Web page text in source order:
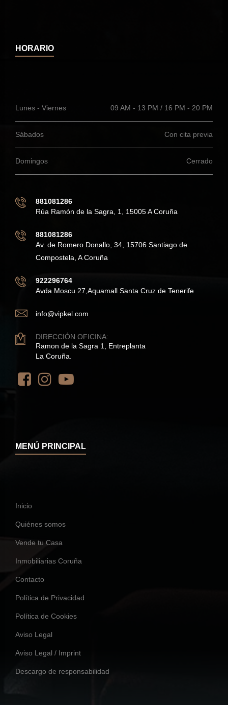
HORARIO
Lunes - Viernes 09 AM - 13 PM / 16 PM - 20 PM
Sábados Con cita previa
Domingos Cerrado
881081286
Rúa Ramón de la Sagra, 1, 15005 A Coruña
881081286
Av. de Romero Donallo, 34, 15706 Santiago de
Compostela, A Coruña
922296764
Avda Moscu 27,Aquamall Santa Cruz de Tenerife
info@vipkel.com
DIRECCIÓN OFICINA:
Ramon de la Sagra 1, Entreplanta
La Coruña.
MENÚ PRINCIPAL
Inicio
Quiénes somos
Vende tu Casa
Inmobiliarias Coruña
Contacto
Política de Privacidad
Política de Cookies
Aviso Legal
Aviso Legal / Imprint
Descargo de responsabilidad